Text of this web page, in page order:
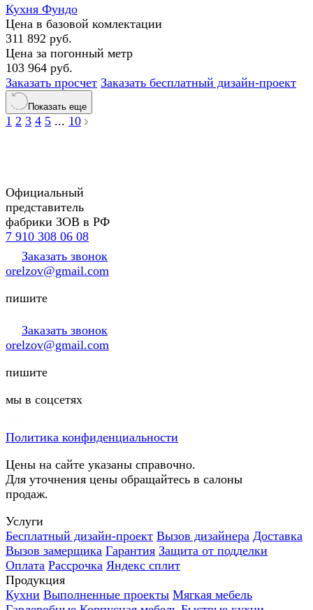
Кухня Фундо
Цена в базовой комлектации
311 892 руб.
Цена за погонный метр
103 964 руб.
Заказать просчет Заказать бесплатный дизайн-проект
Показать еще
1 2 3 4 5 ... 10
Официальный
представитель
фабрики ЗОВ в РФ
7 910 308 06 08
Заказать звонок
orelzov@gmail.com
пишите
Заказать звонок
orelzov@gmail.com
пишите
мы в соцсетях
Политика конфиденциальности
Цены на сайте указаны справочно.
Для уточнения цены обращайтесь в салоны
продаж.
Услуги
Бесплатный дизайн-проект Вызов дизайнера Доставка
Вызов замерщика Гарантия Защита от подделки
Оплата Рассрочка Яндекс сплит
Продукция
Кухни Выполненные проекты Мягкая мебель